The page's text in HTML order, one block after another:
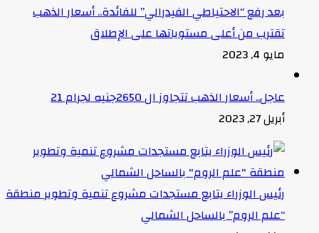
بعد رفع “الاحتياطي الفيدرالي” للفائدة.. أسعار الذهب
تقترب من أعلى مستوياتها على الإطلاق
مايو 4, 2023
عاجل.. أسعار الذهب تتجاوز ال 2650جنيه لجرام 21
أبريل 27, 2023
رئيس الوزراء يتابع مستجدات مشروع تنمية وتطوير منطقة
“علم الروم” بالساحل الشمالي